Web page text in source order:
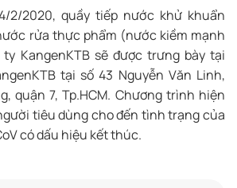
2/2020, quầy tiếp nước khử khuẩn
rửa thực phẩm (nước kiềm mạnh
ty KangenKTB sẽ được trưng bày tại
tại số 43 Nguyễn Văn Linh,
quận 7, Tp.HCM. Chương trình hiện
tiêu dùng cho đến tình trạng của
có dấu hiệu kết thúc.